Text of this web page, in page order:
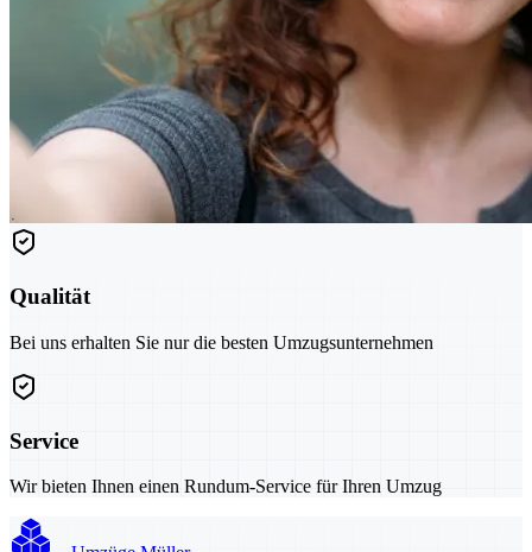
Qualität
Bei uns erhalten Sie nur die besten Umzugsunternehmen
Service
Wir bieten Ihnen einen Rundum-Service für Ihren Umzug